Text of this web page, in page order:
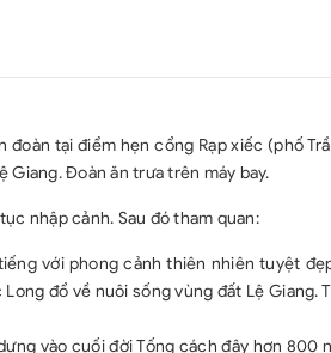
tại điểm hẹn cổng Rạp xiếc (phố
Giang. Đoàn ăn trưa trên máy bay.
nhập cảnh. Sau đó tham quan:
với phong cảnh thiên nhiên tuyệt
đổ về nuôi sống vùng đất Lệ Giang.
vào cuối đời Tống cách đây hơn 800